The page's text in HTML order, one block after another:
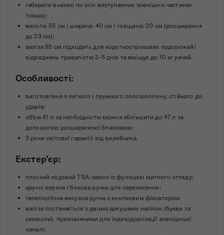
габарити вказані по всіх виступаючих зовнішніх частинах
товару;
висота: 55 см | ширина: 40 см | товщина: 20 см (розширення
до 23 см);
валіза 55 см підходить для короткострокових подорожей/
відряджень тривалістю 3-5 днів та вміщує до 10 кг речей.
Особливості:
виготовлена з легкого і пружного поліпропілену, стійкого до
ударів;
об’єм 41 л за необхідністю можна збільшити до 47 л за
допомогою розширюючої блискавки;
3 роки світової гарантії від виробника.
Екстер’єр:
плоский кодовий TSA-замок із функцією митного огляду;
зручні верхня і бокова ручки для перенесення;
телескопічна висувна ручка з кнопковим фіксатором;
валіза постачається з двома аркушами наліпок (букви та
символи), призначеними для індивідуалізації зовнішньої
панелі;